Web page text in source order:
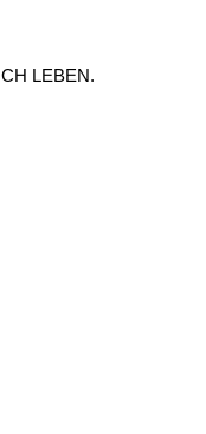
LEBEN.